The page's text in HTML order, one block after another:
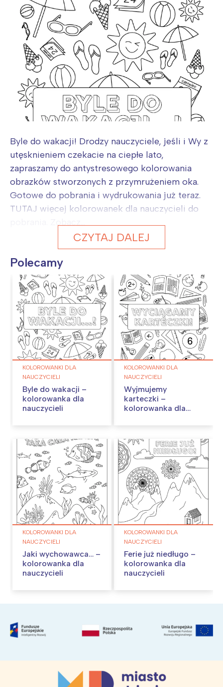
Byle do wakacji! Drodzy nauczyciele, jeśli i Wy z
utęsknieniem czekacie na ciepłe lato,
zapraszamy do antystresowego kolorowania
obrazków stworzonych z przymrużeniem oka.
Gotowe do pobrania i wydrukowania już teraz.
TUTAJ więcej kolorowanek dla nauczycieli do
CZYTAJ DALEJ
Polecamy
KOLOROWANKI DLA
NAUCZYCIELI
Byle do wakacji –
kolorowanka dla
nauczycieli
KOLOROWANKI DLA
NAUCZYCIELI
Wyjmujemy
karteczki –
kolorowanka dla
KOLOROWANKI DLA
NAUCZYCIELI
Jaki wychowawca… –
kolorowanka dla
nauczycieli
KOLOROWANKI DLA
NAUCZYCIELI
Ferie już niedługo –
kolorowanka dla
nauczycieli